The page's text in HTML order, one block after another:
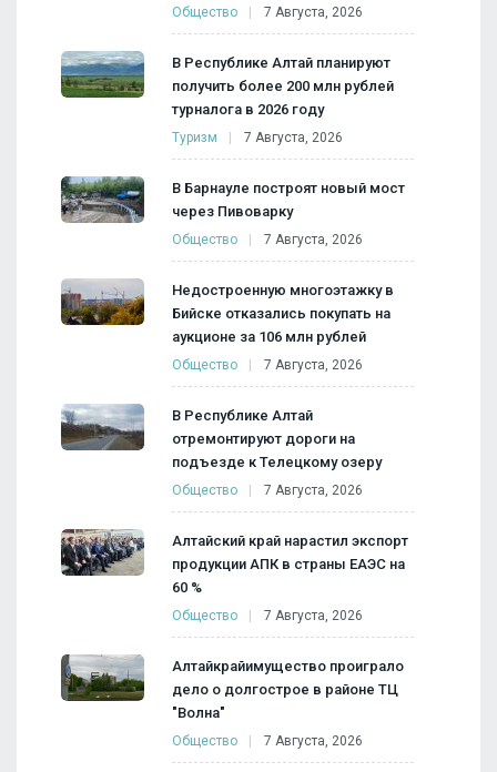
Общество 7 Августа, 2026
В Республике Алтай планируют
получить более 200 млн рублей
турналога в 2026 году
Туризм 7 Августа, 2026
В Барнауле построят новый мост
через Пивоварку
Общество 7 Августа, 2026
Недостроенную многоэтажку в
Бийске отказались покупать на
аукционе за 106 млн рублей
Общество 7 Августа, 2026
В Республике Алтай
отремонтируют дороги на
подъезде к Телецкому озеру
Общество 7 Августа, 2026
Алтайский край нарастил экспорт
продукции АПК в страны ЕАЭС на
60 %
Общество 7 Августа, 2026
Алтайкрайимущество проиграло
дело о долгострое в районе ТЦ
"Волна"
Общество 7 Августа, 2026